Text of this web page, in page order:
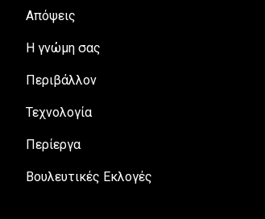
Απόψεις
H γνώμη σας
Περιβάλλον
Τεχνολογία
Περίεργα
Βουλευτικές Εκλογές